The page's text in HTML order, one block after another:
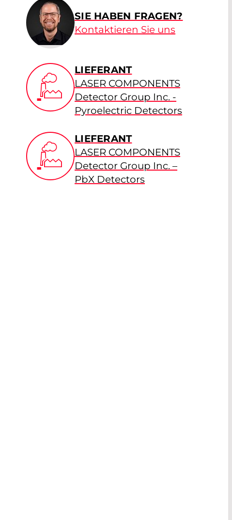
SIE HABEN FRAGEN?
Kontaktieren Sie uns
LIEFERANT
LASER COMPONENTS
Detector Group Inc. -
Pyroelectric Detectors
LIEFERANT
LASER COMPONENTS
Detector Group Inc. –
PbX Detectors